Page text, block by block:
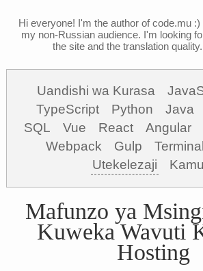
Hi everyone! I'm the author of code.mu :)
my non-Russian audience. I'm looking
the site and the translation
Uandishi wa Kurasa
TypeScript
Python Java
SQL
Vue React Angular
Webpack
Gulp Terminal
Utekelezaji
Mafunzo ya
Kuweka Wavuti
Hosting